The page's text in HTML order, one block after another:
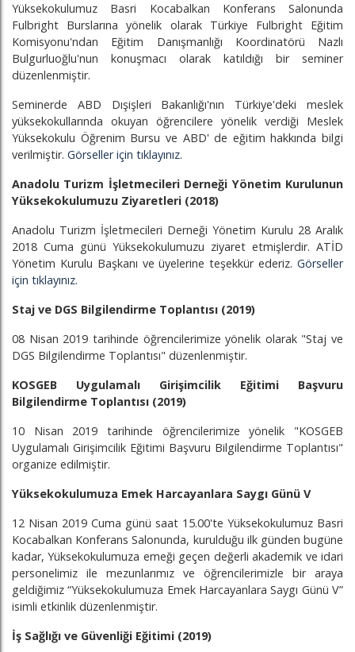
Yüksekokulumuz Basri Kocabalkan Konferans Salonunda
Fulbright Burslarına yönelik olarak Türkiye Fulbright Eğitim
Komisyonu'ndan Eğitim Danışmanlığı Koordinatörü Nazlı
Bulgurluoğlu'nun konuşmacı olarak katıldığı bir seminer
düzenlenmiştir.
Seminerde ABD Dışişleri Bakanlığı'nın Türkiye'deki meslek
yüksekokullarında okuyan öğrencilere yönelik verdiği Meslek
Yüksekokulu Öğrenim Bursu ve ABD' de eğitim hakkında bilgi
verilmiştir. Görseller için tıklayınız.
Anadolu Turizm İşletmecileri Derneği Yönetim Kurulunun
Yüksekokulumuzu Ziyaretleri (2018)
Anadolu Turizm İşletmecileri Derneği Yönetim Kurulu 28 Aralık
2018 Cuma günü Yüksekokulumuzu ziyaret etmişlerdir. ATİD
Yönetim Kurulu Başkanı ve üyelerine teşekkür ederiz. Görseller
için tıklayınız.
Staj ve DGS Bilgilendirme Toplantısı (2019)
08 Nisan 2019 tarihinde öğrencilerimize yönelik olarak "Staj ve
DGS Bilgilendirme Toplantısı" düzenlenmiştir.
KOSGEB Uygulamalı Girişimcilik Eğitimi Başvuru
Bilgilendirme Toplantısı (2019)
10 Nisan 2019 tarihinde öğrencilerimize yönelik "KOSGEB
Uygulamalı Girişimcilik Eğitimi Başvuru Bilgilendirme Toplantısı"
organize edilmiştir.
Yüksekokulumuza Emek Harcayanlara Saygı Günü V
12 Nisan 2019 Cuma günü saat 15.00'te Yüksekokulumuz Basri
Kocabalkan Konferans Salonunda, kurulduğu ilk günden bugüne
kadar, Yüksekokulumuza emeği geçen değerli akademik ve idari
personelimiz ile mezunlarımız ve öğrencilerimizle bir araya
geldiğimiz “Yüksekokulumuza Emek Harcayanlara Saygı Günü V”
isimli etkinlik düzenlenmiştir.
İş Sağlığı ve Güvenliği Eğitimi (2019)